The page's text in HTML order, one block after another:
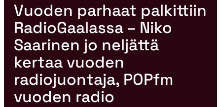
Vuoden parhaat palkittiin
RadioGaalassa – Niko
Saarinen jo neljättä
kertaa vuoden
radiojuontaja, POPfm
vuoden radio